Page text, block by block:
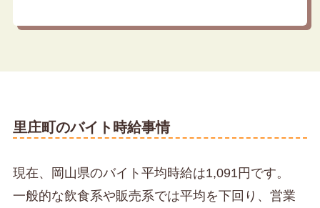
里庄町のバイト時給事情
現在、岡山県のバイト平均時給は1,091円です。
一般的な飲食系や販売系では平均を下回り、営業